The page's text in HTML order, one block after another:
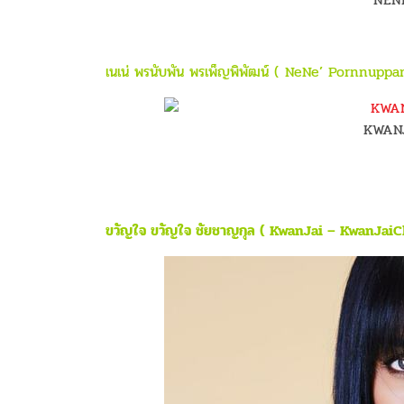
เนเน่ พรนับพัน พรเพ็ญพิพัฒน์ ( NeNe’
ขวัญใจ ขวัญใจ ชัยชาญกุล ( KwanJai –